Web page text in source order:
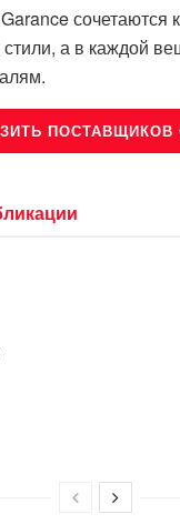
сочетаются
а в каждой
ПОСТАВЩИКОВ